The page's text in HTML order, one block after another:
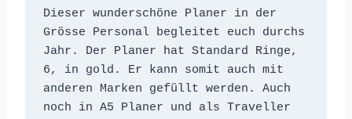
Dieser wunderschöne Planer in der
Grösse Personal begleitet euch durchs
Jahr. Der Planer hat Standard Ringe,
6, in gold. Er kann somit auch mit
anderen Marken gefüllt werden. Auch
noch in A5 Planer und als Traveller